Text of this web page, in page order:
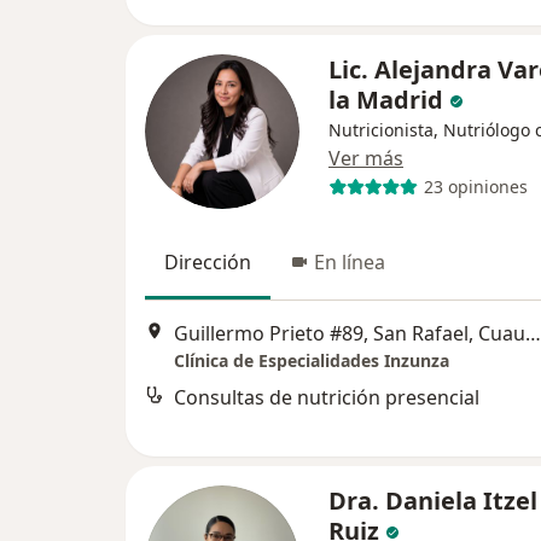
Lic. Alejandra
la Madrid
Nutricionista, Nutriólogo
Ver más
23 opiniones
Dirección En línea
Guillermo Prieto #89, San Rafael, Cuauhtémoc
Clínica de Especialidades Inzunza
Consultas de nutrición presencial
Dra. Daniela Itzel
Ruiz